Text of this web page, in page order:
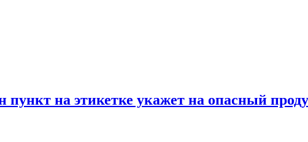
пункт на этикетке укажет на опасный